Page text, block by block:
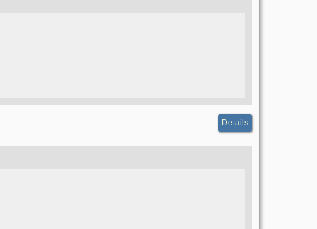
Details